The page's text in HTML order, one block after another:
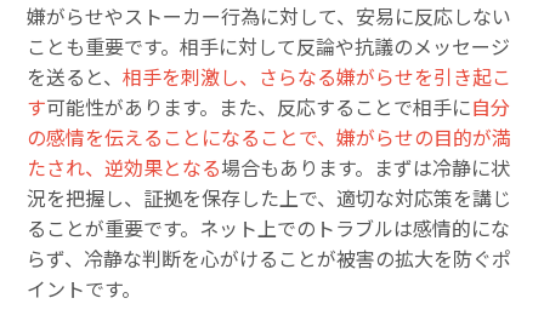
嫌がらせやストーカー行為に対して、安易に反応しない
ことも重要です。相手に対して反論や抗議のメッセージ
を送ると、相手を刺激し、さらなる嫌がらせを引き起こ
す可能性があります。また、反応することで相手に自分
の感情を伝えることになることで、嫌がらせの目的が満
たされ、逆効果となる場合もあります。まずは冷静に状
況を把握し、証拠を保存した上で、適切な対応策を講じ
ることが重要です。ネット上でのトラブルは感情的にな
らず、冷静な判断を心がけることが被害の拡大を防ぐポ
イントです。